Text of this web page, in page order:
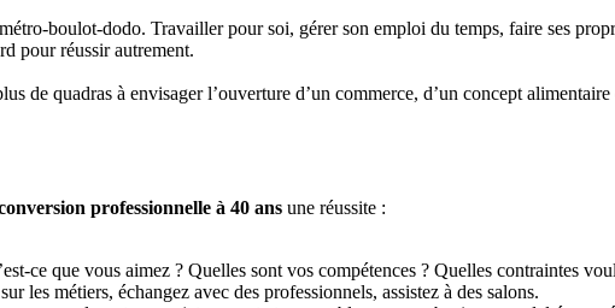
boulot-dodo. Travailler pour soi, gérer son emploi du temps, faire ses
pour réussir autrement.
de quadras à envisager l’ouverture d’un commerce, d’un concept
professionnelle à 40 ans une réussite :
ce que vous aimez ? Quelles sont vos compétences ? Quelles contraintes
les métiers, échangez avec des professionnels, assistez à des salons.